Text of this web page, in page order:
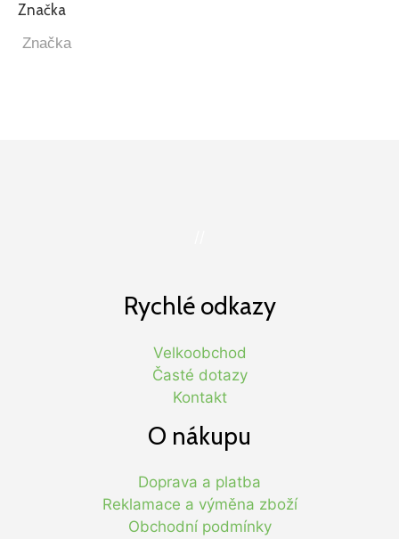
Značka
Rychlé odkazy
Velkoobchod
Časté dotazy
Kontakt
O nákupu
Doprava a platba
Reklamace a výměna zboží
Obchodní podmínky